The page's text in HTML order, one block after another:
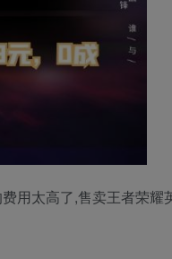
用太高了,售卖王者荣耀